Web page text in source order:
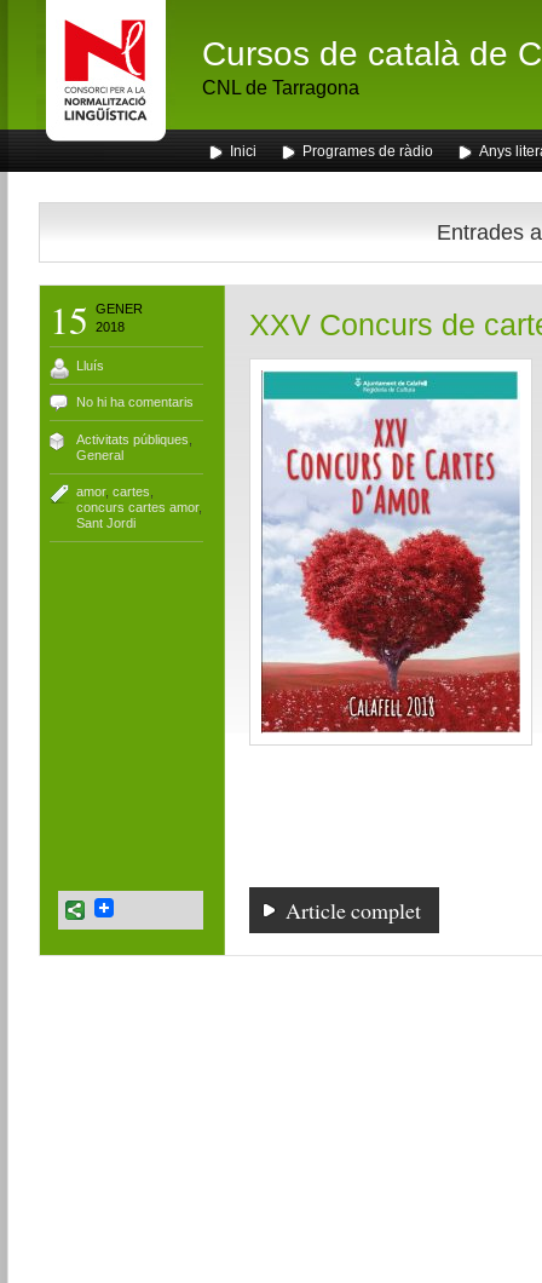
Cursos de català de
CNL de Tarragona
Inici Programes de ràdio Anys
Entrades
15
GENER
2018
Lluís
No hi ha comentaris
Activitats públiques
General
amor, cartes
concurs cartes amor,
Sant Jordi
XXV Concurs de
Article complet